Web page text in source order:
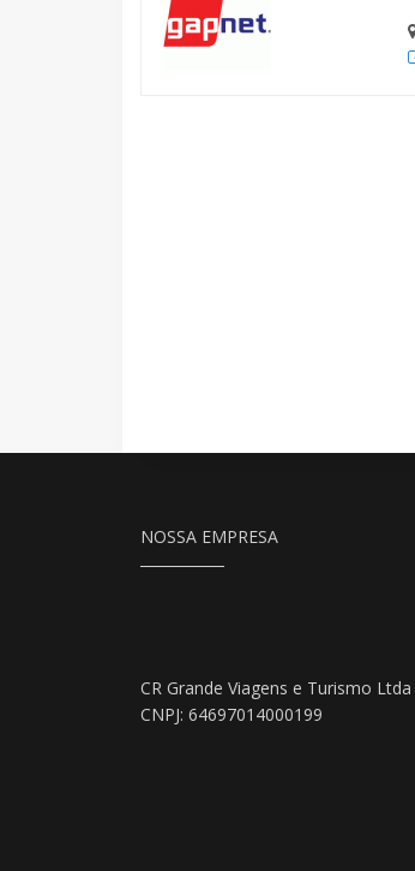
NOSSA EMPRESA
CR Grande Viagens e Turismo Ltda
CNPJ: 64697014000199